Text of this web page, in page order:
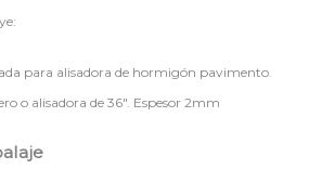
para alisadora de hormigón pavimento.
o alisadora de 36″. Espesor 2mm